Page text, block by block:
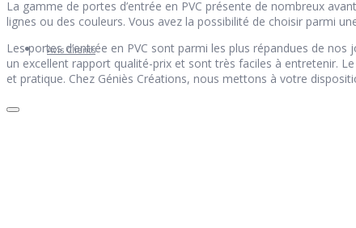
Avis Clients
La gamme de portes d’entrée en PVC présente de nombreux
lignes ou des couleurs. Vous avez la possibilité de choisir parmi
Les portes d’entrée en PVC sont parmi les plus répandues de
un excellent rapport qualité-prix et sont très faciles à entretenir.
et pratique. Chez Géniès Créations, nous mettons à votre